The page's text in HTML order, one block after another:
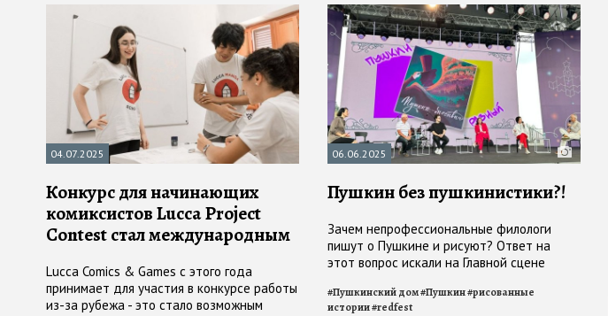
04.07.2025
Конкурс для начинающих
комиксистов Lucca Project
Contest стал международным
Lucca Comics & Games с этого года
принимает для участия в конкурсе работы
из-за рубежа - это стало возможным
06.06.2025
Пушкин без пушкинистики?!
Зачем непрофессиональные филологи
пишут о Пушкине и рисуют? Ответ на
этот вопрос искали на Главной сцене
#Пушкинский дом#Пушкин#рисованные
истории#redfest